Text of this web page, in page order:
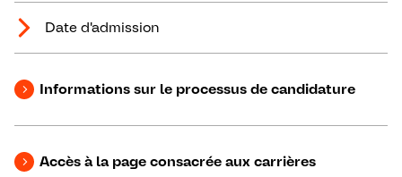
Date d'admission
Informations sur le processus de candidature
Accès à la page consacrée aux carrières